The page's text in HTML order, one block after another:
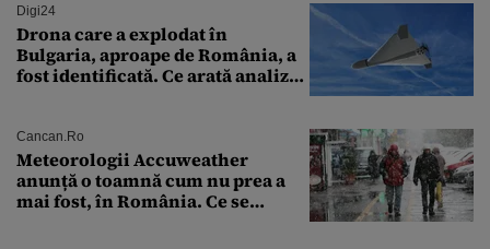
Digi24
Drona care a explodat în
Bulgaria, aproape de România, a
fost identificată. Ce arată analiza
Cancan.ro
Meteorologii Accuweather
anunță o toamnă cum nu prea a
mai fost, în România. Ce se